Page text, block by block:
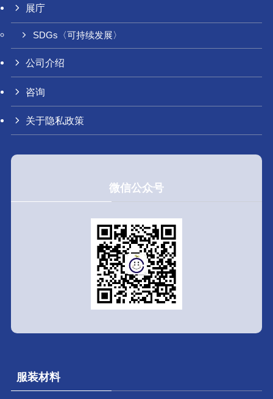
展庁
SDGs〈可持续发展〉
公司介绍
咨询
关于隐私政策
微信公众号
服装材料